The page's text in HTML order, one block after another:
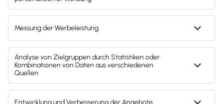
Steuerfreie Arbeitgeberzuschüsse für das
private Fahrzeug
Für Arbeitnehmer die mit dem privaten Auto zur
Arbeit fahren, können Arbeitgeber
Lohn 0,30 Euro pro Entfernungskilometermit 15